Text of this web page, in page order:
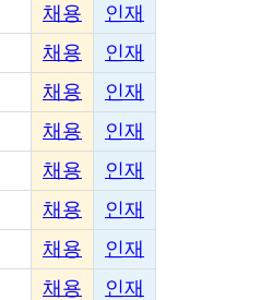
채용
인재
채용
인재
채용
인재
채용
인재
채용
인재
채용
인재
채용
인재
채용
인재